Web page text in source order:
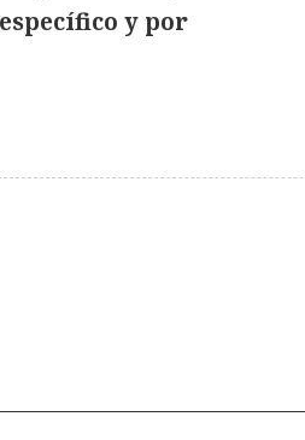
y por